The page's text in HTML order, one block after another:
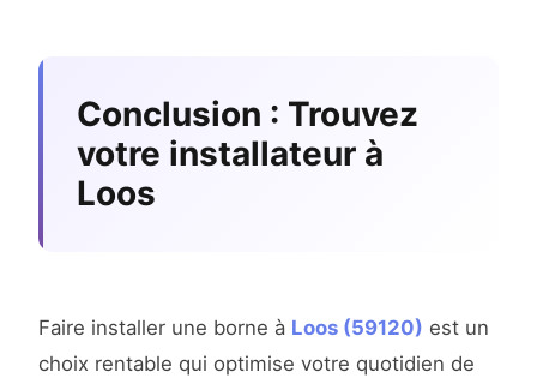
Conclusion : Trouvez
votre installateur à
Loos
Faire installer une borne à Loos (59120) est un
choix rentable qui optimise votre quotidien de